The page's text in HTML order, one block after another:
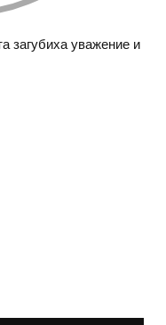
загубиха уважение и